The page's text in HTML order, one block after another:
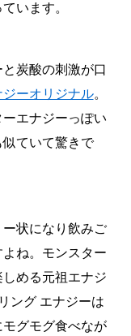
います。
炭酸の刺激が口
ーオリジナル。
エナジーっぽい
ていて驚きで
状になり飲みご
ね。モンスター
しめる元祖エナジ
ング エナジーは
モグモグ食べなが